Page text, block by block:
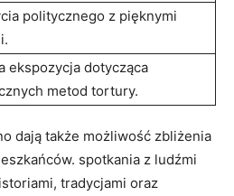
politycznego z pięknymi
ekspozycja ‌dotycząca
metod tortury.
dają także ⁤możliwość ​zbliżenia
spotkania z‌ ludźmi⁤
tradycjami‍ oraz